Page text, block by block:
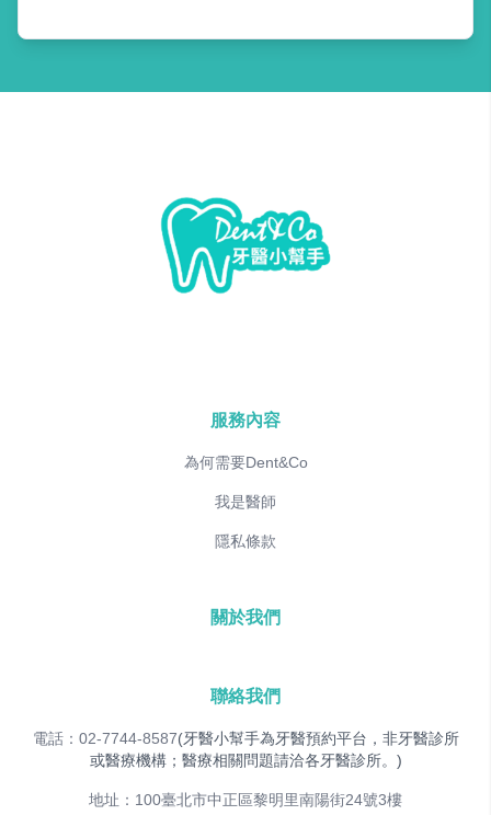
服務內容
為何需要Dent&Co
我是醫師
隱私條款
關於我們
聯絡我們
電話：02-7744-8587(牙醫小幫手為牙醫預約平台，非牙醫診所
或醫療機構；醫療相關問題請洽各牙醫診所。)
地址：100臺北市中正區黎明里南陽街24號3樓